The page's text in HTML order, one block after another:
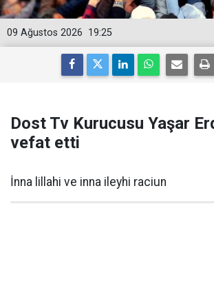
19:25
09 Ağustos 2026
Dost Tv Kurucusu Yaşar
vefat etti
İnna lillahi ve inna ileyhi raciun